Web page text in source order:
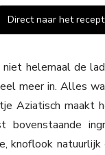
Direct naar het recept
helemaal de
meer in. Alles
Aziatisch maakt
bovenstaande
knoflook natuurlijk